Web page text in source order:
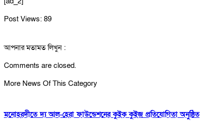
Post Views: 89
আপনার মতামত লিখুন :
Comments are closed.
More News Of This Category
মনোহরদীতে দ্য আল-হেরা ফাউন্ডেশনের কুইক কুইজ প্রতিযোগিতা অনুষ্ঠিত